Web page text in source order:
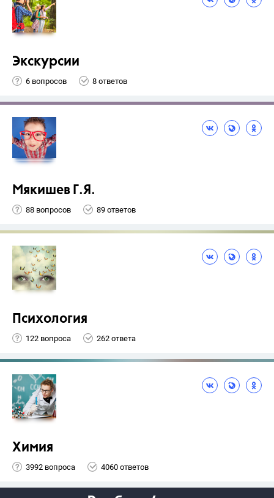
Экскурсии
6 вопросов 8 ответов
Мякишев Г.Я.
88 вопросов 89 ответов
Психология
122 вопроса 262 ответа
Химия
3992 вопроса 4060 ответов